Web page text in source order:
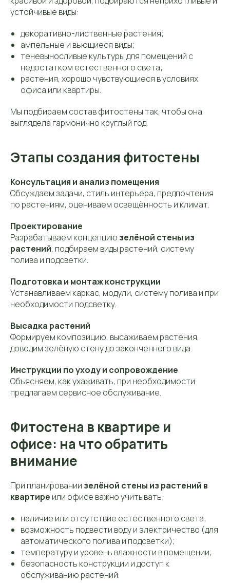
устойчивые виды:
декоративно-лиственные растения;
ампельные и вьющиеся виды;
теневыносливые культуры для помещений с
недостатком естественного света;
растения, хорошо чувствующиеся в условиях
офиса или квартиры.
Мы подбираем состав фитостены так, чтобы она
выглядела гармонично круглый год.
Этапы создания фитостены
Консультация и анализ помещения
Обсуждаем задачи, стиль интерьера, предпочтения
по растениям, оцениваем освещённость и климат.
Проектирование
Разрабатываем концепцию зелёной стены из
растений, подбираем виды растений, систему
полива и подсветки.
Подготовка и монтаж конструкции
Устанавливаем каркас, модули, систему полива и при
необходимости подсветку.
Высадка растений
Формируем композицию, высаживаем растения,
доводим зелёную стену до законченного вида.
Инструкции по уходу и сопровождение
Объясняем, как ухаживать, при необходимости
предлагаем сервисное обслуживание.
Фитостена в квартире и
офисе: на что обратить
внимание
При планировании зелёной стены из растений в
квартире или офисе важно учитывать:
наличие или отсутствие естественного света;
возможность подвести воду и электричество (для
автоматического полива и подсветки);
температуру и уровень влажности в помещении;
безопасность конструкции и доступ к
обслуживанию растений.